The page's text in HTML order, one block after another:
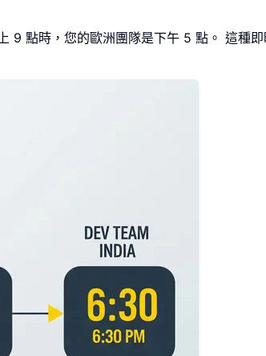
9 點時，您的歐洲團隊是下午 5 點。 這種